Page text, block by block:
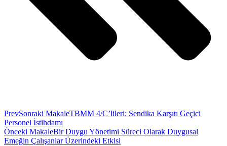
PrevSonraki MakaleTBMM 4/C’lileri: Sendika Karşıtı Geçici
Personel İstihdamı
Önceki MakaleBir Duygu Yönetimi Süreci Olarak Duygusal
Emeğin Çalışanlar Üzerindeki Etkisi